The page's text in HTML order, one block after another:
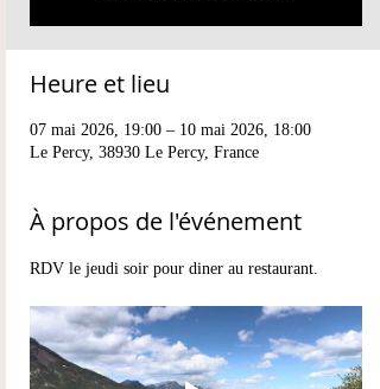
Heure et lieu
07 mai 2026, 19:00 – 10 mai 2026, 18:00
Le Percy, 38930 Le Percy, France
À propos de l'événement
RDV le jeudi soir pour diner au restaurant.